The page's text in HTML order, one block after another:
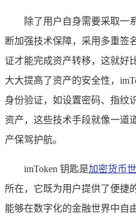
除了用户自身需要采取一
断加强技术保障，采用多重签
证才能完成资产转移，这就好
大大提高了资产的安全性，
身份验证，如设置密码、指纹
资产，这些技术手段就像一道
产保驾护航。
imToken 钥匙是加密货币
所在，它既为用户提供了便捷
能够在数字化的金融世界中自